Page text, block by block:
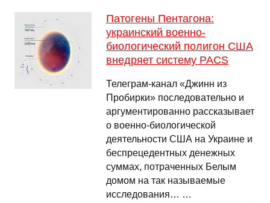
Патогены Пентагона:
украинский военно-
биологический полигон США
внедряет систему PACS
Телеграм-канал «Джинн из
Пробирки» последовательно и
аргументированно рассказывает
о военно-биологической
деятельности США на Украине и
беспрецедентных денежных
суммах, потраченных Белым
домом на так называемые
исследования… …